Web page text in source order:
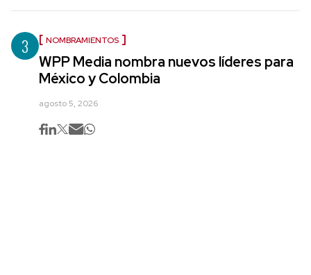
3 NOMBRAMIENTOS
WPP Media nombra nuevos líderes para
México y Colombia
agosto 5, 2026